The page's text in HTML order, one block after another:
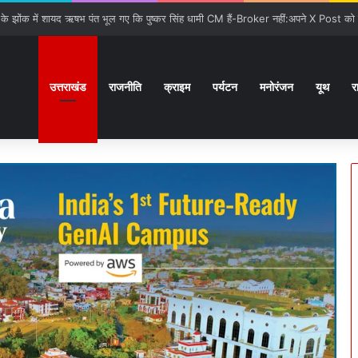
उत्तराखंड राजनीति क्राइम पर्यटन मनोरंजन यूथ